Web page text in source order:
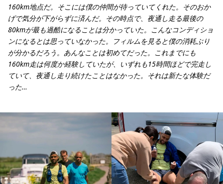
160km地点だ。そこには僕の仲間が待っていてくれた。そのおか
げで気分が下がらずに済んだ。その時点で、夜通し走る最後の
80kmが最も過酷になることは分かっていた。こんなコンディショ
ンになるとは思っていなかった。フィルムを見ると僕の消耗ぶり
が分かるだろう。あんなことは初めてだった。これまでにも
160km走は何度か経験していたが、いずれも15時間ほどで完走し
ていて、夜通し走り続けたことはなかった。それは新たな体験だ
った…